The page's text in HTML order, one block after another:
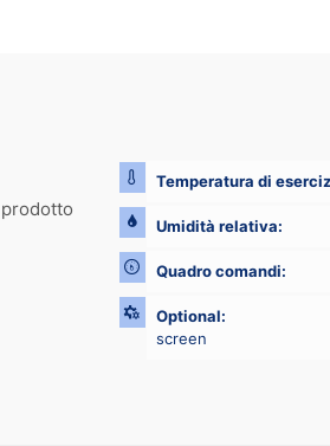
Temperatura di
Umidità relativa:
Quadro comandi:
Optional:
screen